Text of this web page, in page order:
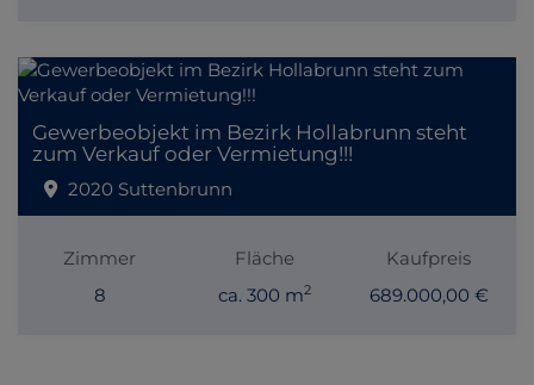
Gewerbeobjekt im Bezirk Hollabrunn steht
zum Verkauf oder Vermietung!!!
2020 Suttenbrunn
Zimmer
8
Fläche
ca. 300 m2
Kaufpreis
689.000,00 €